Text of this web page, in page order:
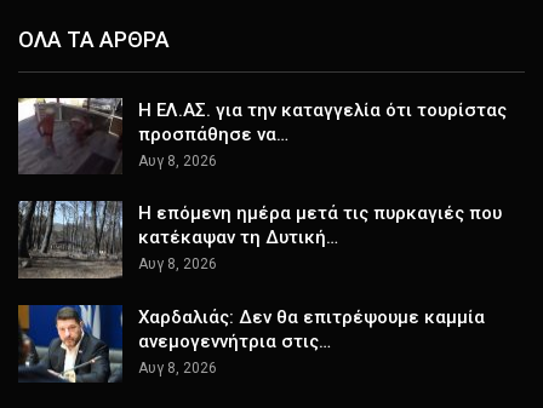
ΟΛΑ ΤΑ ΑΡΘΡΑ
Η ΕΛ.ΑΣ. για την καταγγελία ότι τουρίστας
προσπάθησε να…
Αυγ 8, 2026
Η επόμενη ημέρα μετά τις πυρκαγιές που
κατέκαψαν τη Δυτική…
Αυγ 8, 2026
Χαρδαλιάς: Δεν θα επιτρέψουμε καμμία
ανεμογεννήτρια στις…
Αυγ 8, 2026